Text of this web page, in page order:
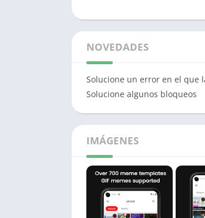
NOVEDADES
Solucione un error en el que
Solucione algunos bloqueos
IMÁGENES